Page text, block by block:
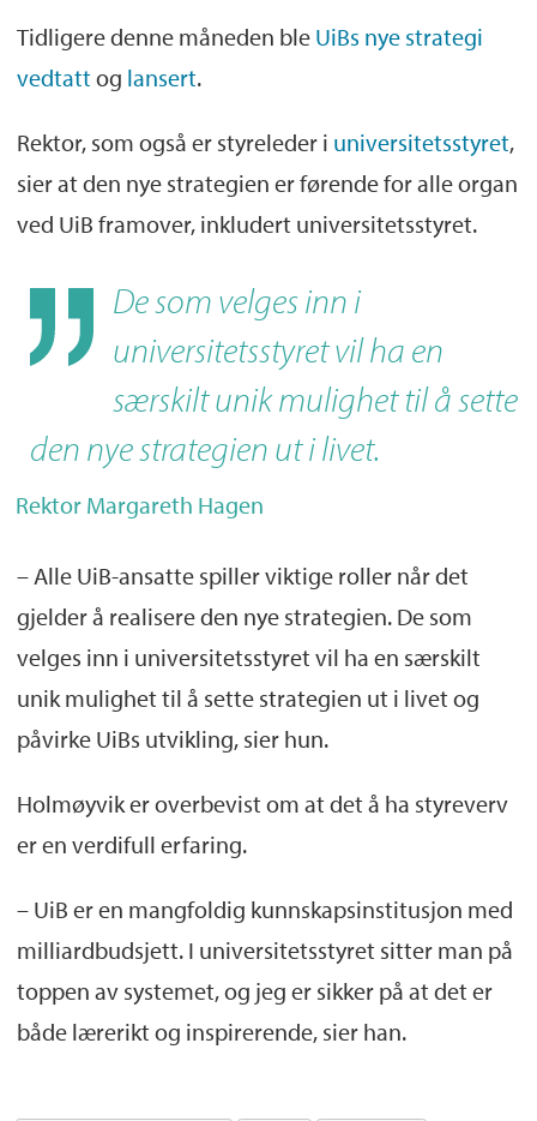
Tidligere denne måneden ble UiBs nye strategi
vedtattog lansert.
Rektor, som også er styreleder i universitetsstyret,
sier at den nye strategien er førende for alle organ
ved UiB framover, inkludert universitetsstyret.
De som velges inn i
universitetsstyret vil ha en
særskilt unik mulighet til å sette
den nye strategien ut i livet.
Rektor Margareth Hagen
– Alle UiB-ansatte spiller viktige roller når det
gjelder å realisere den nye strategien. De som
velges inn i universitetsstyret vil ha en særskilt
unik mulighet til å sette strategien ut i livet og
påvirke UiBs utvikling, sier hun.
Holmøyvik er overbevist om at det å ha styreverv
er en verdifull erfaring.
– UiB er en mangfoldig kunnskapsinstitusjon med
milliardbudsjett. I universitetsstyret sitter man på
toppen av systemet, og jeg er sikker på at det er
både lærerikt og inspirerende, sier han.